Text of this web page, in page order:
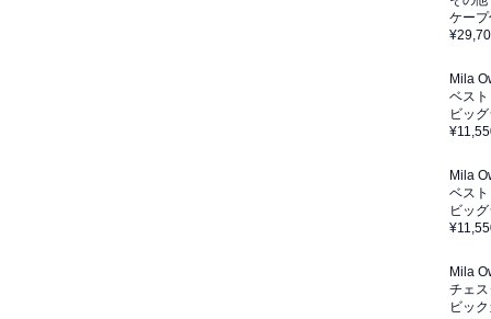
ケー
Mila
ベスト
ビッ
Mila
ベスト
ビッ
Mila
チェ
ビッ